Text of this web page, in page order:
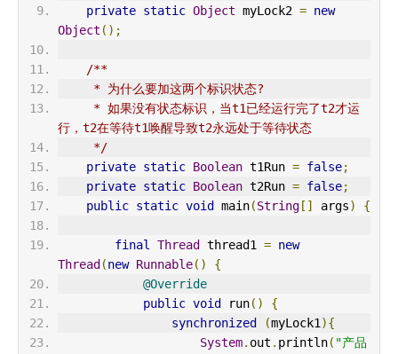
private static Object myLock2 = new
Object ();
/**
     * 为什么要加这两个标识状态?
行，t2在等待t1唤醒导致t2永远处于等待状态
     */
private static Boolean t1Run = false;
private static Boolean t2Run = false;
public static void main(String [] args) {
final Thread thread1 = new
Thread (new Runnable()
{
@Override
public void run()
{
synchronized
(myLock1){
System. out . println( "产品